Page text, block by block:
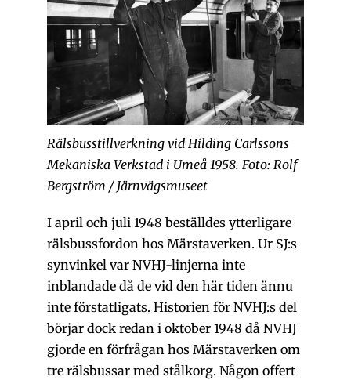
Rälsbusstillverkning vid Hilding Carlssons
Mekaniska Verkstad i Umeå 1958. Foto: Rolf
Bergström / Järnvägsmuseet
I april och juli 1948 beställdes ytterligare
rälsbussfordon hos Märstaverken. Ur SJ:s
synvinkel var NVHJ-linjerna inte
inblandade då de vid den här tiden ännu
inte förstatligats. Historien för NVHJ:s del
börjar dock redan i oktober 1948 då NVHJ
gjorde en förfrågan hos Märstaverken om
tre rälsbussar med stålkorg. Någon offert